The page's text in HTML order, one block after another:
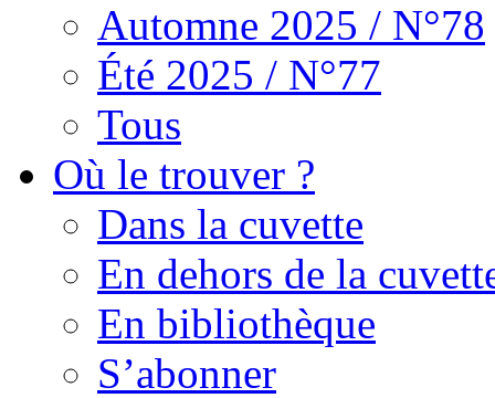
Automne 2025 / N°78
Été 2025 / N°77
Tous
Où le trouver ?
Dans la cuvette
En dehors de la
En bibliothèque
S’abonner